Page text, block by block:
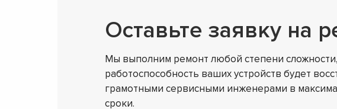
Оставьте заявку на
Мы выполним ремонт любой степени сложности,
работоспособность ваших устройств будет
грамотными сервисными инженерами в
сроки.